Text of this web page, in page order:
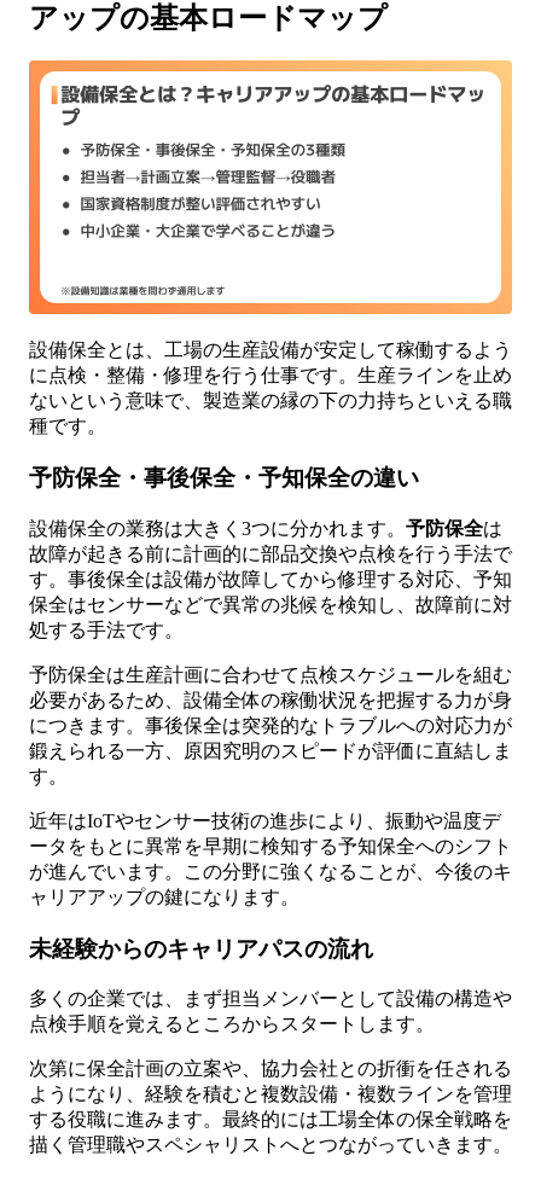
アップの基本ロードマップ
設備保全とは、工場の生産設備が安定して稼働するよう
に点検・整備・修理を行う仕事です。生産ラインを止め
ないという意味で、製造業の縁の下の力持ちといえる職
種です。
予防保全・事後保全・予知保全の違い
設備保全の業務は大きく3つに分かれます。 予防保全は
故障が起きる前に計画的に部品交換や点検を行う手法で
す。事後保全は設備が故障してから修理する対応、予知
保全はセンサーなどで異常の兆候を検知し、故障前に対
処する手法です。
予防保全は生産計画に合わせて点検スケジュールを組む
必要があるため、設備全体の稼働状況を把握する力が身
につきます。事後保全は突発的なトラブルへの対応力が
鍛えられる一方、原因究明のスピードが評価に直結しま
す。
近年はIoTやセンサー技術の進歩により、振動や温度デ
ータをもとに異常を早期に検知する予知保全へのシフト
が進んでいます。この分野に強くなることが、今後のキ
ャリアアップの鍵になります。
未経験からのキャリアパスの流れ
多くの企業では、まず担当メンバーとして設備の構造や
点検手順を覚えるところからスタートします。
次第に保全計画の立案や、協力会社との折衝を任される
ようになり、経験を積むと複数設備・複数ラインを管理
する役職に進みます。最終的には工場全体の保全戦略を
描く管理職やスペシャリストへとつながっていきます。